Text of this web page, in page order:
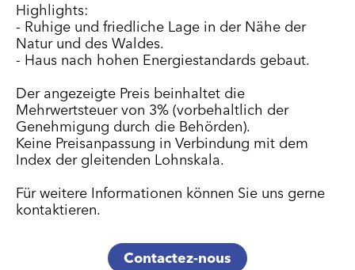
Highlights:
- Ruhige und friedliche Lage in der Nähe der
Natur und des Waldes.
- Haus nach hohen Energiestandards gebaut.
Der angezeigte Preis beinhaltet die
Mehrwertsteuer von 3% (vorbehaltlich der
Genehmigung durch die Behörden).
Keine Preisanpassung in Verbindung mit dem
Index der gleitenden Lohnskala.
Für weitere Informationen können Sie uns gerne
kontaktieren.
Contactez-nous